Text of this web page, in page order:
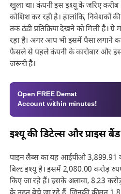
खुला था। कंपनी इस इश्यू के जरिए
कोशिश कर रही है। हालांकि, निवेशकों
तक ठंडी प्रतिक्रिया देखने को मिली है।
रहा है। अगर आप भी इसमें पैसा लगाने
फैसले से पहले कंपनी के कारोबार और
जरूरी है।
Open FREE Demat
Account within minutes!
इश्यू की डिटेल्स और प्राइस बैंड
पाइन लैब्स का यह आईपीओ 3,899.91
बिल्ट इश्यू है। इसमें 2,080.00 करोड़
किए जा रहे हैं। इसके अलावा, 8.23